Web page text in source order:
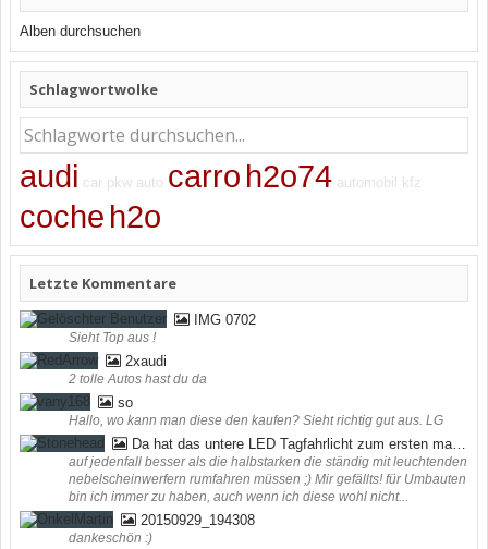
Alben durchsuchen
Schlagwortwolke
audi car pkw auto carro h2o74 automobil kfz
coche h2o
Letzte Kommentare
IMG 0702
Sieht Top aus !
2xaudi
2 tolle Autos hast du da
so
Hallo, wo kann man diese den kaufen? Sieht richtig gut aus. LG
Da hat das untere LED Tagfahrlicht zum ersten mal funktioniert ;) (bei mir in der Werkstatt)
auf jedenfall besser als die halbstarken die ständig mit leuchtenden
nebelscheinwerfern rumfahren müssen ;) Mir gefällts! für Umbauten
bin ich immer zu haben, auch wenn ich diese wohl nicht...
20150929_194308
dankeschön :)